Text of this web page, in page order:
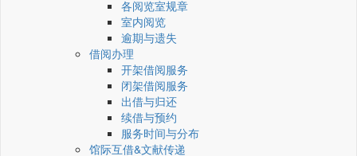
各阅览室规章
室内阅览
逾期与遗失
借阅办理
开架借阅服务
闭架借阅服务
出借与归还
续借与预约
服务时间与分布
馆际互借&文献传递